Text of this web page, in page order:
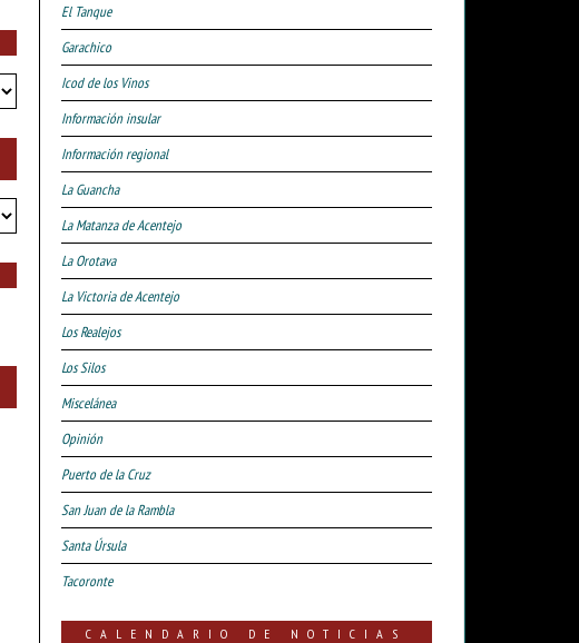
El Tanque
Garachico
Icod de los Vinos
Información insular
Información regional
La Guancha
La Matanza de Acentejo
La Orotava
La Victoria de Acentejo
Los Realejos
Los Silos
Miscelánea
Opinión
Puerto de la Cruz
San Juan de la Rambla
Santa Úrsula
Tacoronte
CALENDARIO DE NOTICIAS